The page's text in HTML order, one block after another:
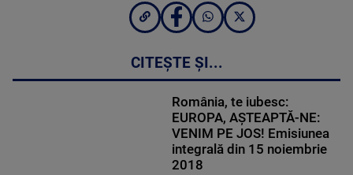
CITEȘTE ȘI...
România, te iubesc:
EUROPA, AŞTEAPTĂ-NE:
VENIM PE JOS! Emisiunea
integrală din 15 noiembrie
2018